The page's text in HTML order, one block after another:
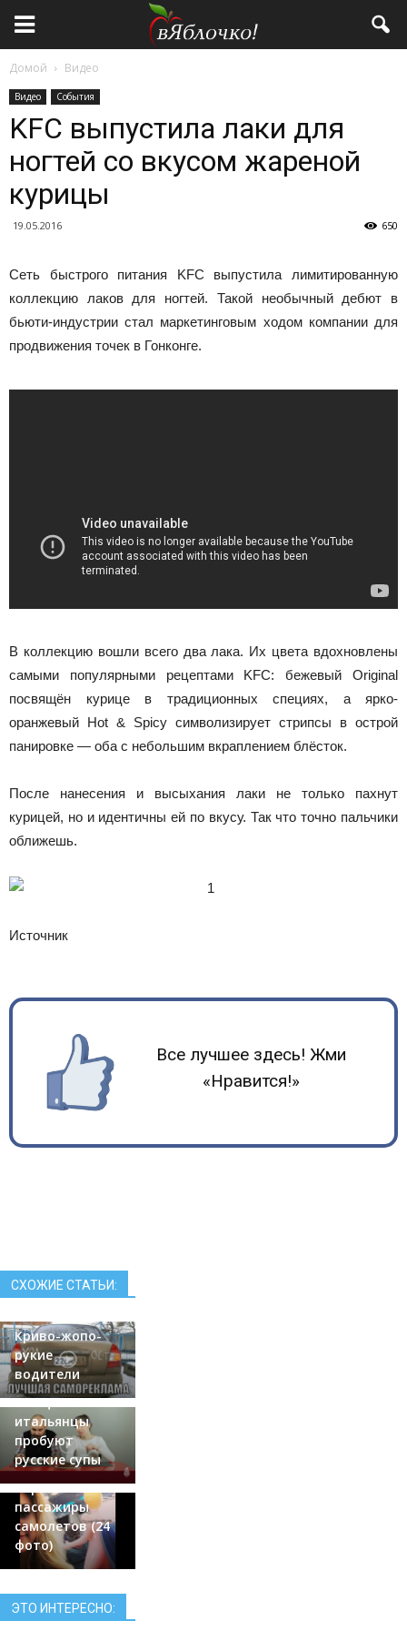
Домой Видео
Видео События
KFC выпустила лаки для
ногтей со вкусом жареной
курицы
19.05.2016 650
Сеть быстрого питания KFC выпустила лимитированную
коллекцию лаков для ногтей. Такой необычный дебют в
бьюти-индустрии стал маркетинговым ходом компании для
продвижения точек в Гонконге.
В коллекцию вошли всего два лака. Их цвета вдохновлены
самыми популярными рецептами KFC: бежевый Original
посвящён курице в традиционных специях, а ярко-
оранжевый Hot & Spicy символизирует стрипсы в острой
панировке — оба с небольшим вкраплением блёсток.
После нанесения и высыхания лаки не только пахнут
курицей, но и идентичны ей по вкусу. Так что точно пальчики
оближешь.
Источник
Все лучшее здесь! Жми
«Нравится!»
СХОЖИЕ СТАТЬИ:
Криво-жопо-
рукие
водители
Эмоциональные
итальянцы
пробуют
русские супы
Странные
пассажиры
самолетов (24
фото)
ЭТО ИНТЕРЕСНО: